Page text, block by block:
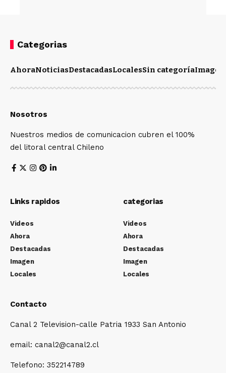
Categorias
AhoraNoticiasDestacadasLocalesSin categoríaImagen
Nosotros
Nuestros medios de comunicacion cubren el 100%
del litoral central Chileno
Links rapidos
Videos
Ahora
Destacadas
Imagen
Locales
categorias
Videos
Ahora
Destacadas
Imagen
Locales
Contacto
Canal 2 Television-calle Patria 1933 San Antonio
email: canal2@canal2.cl
Telefono: 352214789